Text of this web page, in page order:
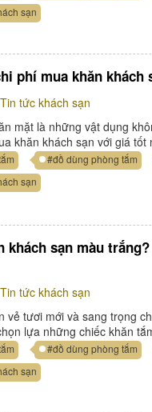
sạn
phí mua khăn khách
Tin tức khách sạn
mặt là những vật dụng
khăn khách sạn với giá
#đồ dùng phòng tắm
sạn
khách sạn màu
Tin tức khách sạn
vẻ tươi mới và sang trọng
lựa những chiếc khăn
#đồ dùng phòng tắm
sạn